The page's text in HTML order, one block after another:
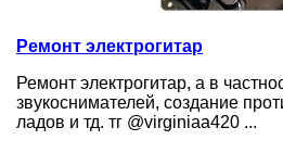
Ремонт электрогитар
Ремонт электрогитар, а в
звукоснимателей, создание
ладов и тд. тг @virginiaa420 ...